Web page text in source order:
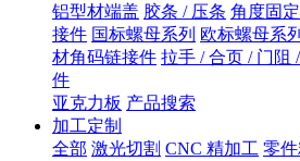
铝型材端盖 胶条 / 压条 角度固
接件 国标螺母系列 欧标螺母系列
材角码链接件 拉手 / 合页 / 门阻
件
亚克力板 产品搜索
加工定制
全部 激光切割 CNC 精加工 零